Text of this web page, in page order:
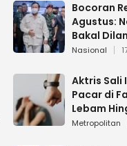
Bocoran
Agustus:
Bakal
Nasional
Aktris Sali
Pacar di
Lebam
Metropolitan